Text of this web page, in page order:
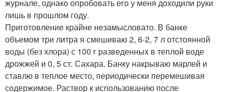
журнале, однако опробовать его у меня доходили руки
лишь в прошлом году.
Приготовление крайне незамысловато. В банке
объемом три литра я смешиваю 2, 6-2, 7 л отстоянной
воды (без хлора) с 100 г разведенных в теплой воде
дрожжей и 0, 5 ст. Сахара. Банку накрываю марлей и
ставлю в теплое место, периодически перемешивая
содержимое. Раствор к использованию после